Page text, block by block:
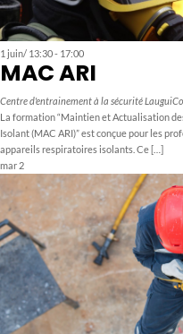
1 juin/ 13:30- 17:00
MAC ARI
Centre d'entrainement à la sécurité
La formation “Maintien et Actualisation
Isolant (MAC ARI)” est conçue pour les
appareils respiratoires isolants. Ce […]
mar 2